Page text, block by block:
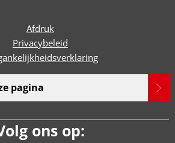
Afdruk
Privacybeleid
pagina
ons op: